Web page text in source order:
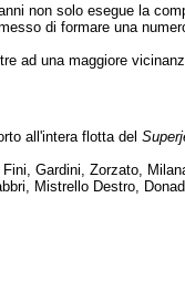
non solo esegue la
di formare una
ad una maggiore
all'intera flotta del
Gardini, Zorzato,
Mistrello Destro,